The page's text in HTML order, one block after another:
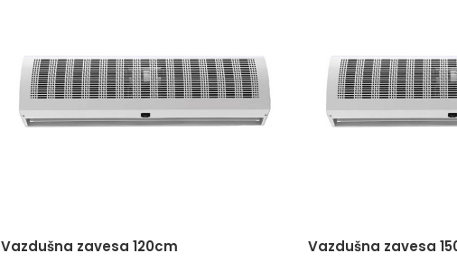
Vazdušna zavesa 120cm
Vazdušna zavesa